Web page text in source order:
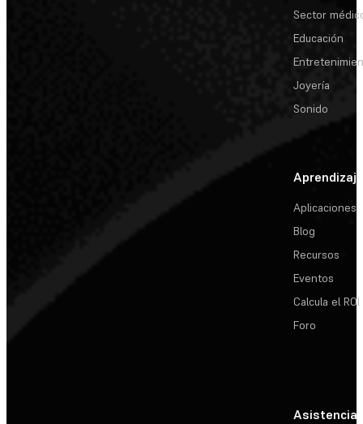
Sector
Educación
Joyería
Sonido
Aprendizaje
Aplicaciones
Blog
Recursos
Eventos
Calcula el ROI
Foro
Asistencia